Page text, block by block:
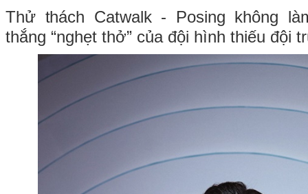
Thử thách Catwalk - Posing không
thắng “nghẹt thở” của đội hình thiếu đội